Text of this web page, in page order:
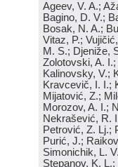
Ageev, V. A.;
Bagino, D. V.;
Bosak, N. A.;
Vitaz, P.;
M. S.; Djeniže,
Zolotovski, A.
Kalinovsky, V.;
Kravcevič, I. I.;
Mijatović, Z.;
Morozov, A. I.;
Nekrašević, R.
Petrović, Z. Lj.;
Purić, J.;
Simonichik, L.
Stepanov, K.